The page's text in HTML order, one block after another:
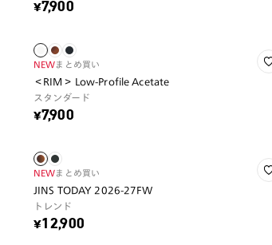
¥7,900
NEWまとめ買い
＜RIM＞ Low-Profile Acetate
スタンダード
¥7,900
NEWまとめ買い
JINS TODAY 2026-27FW
トレンド
¥12,900